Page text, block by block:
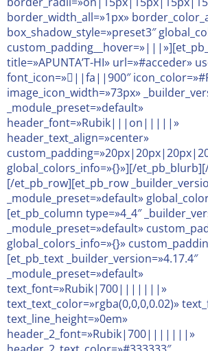
border_width_all=»1px»
box_shadow_style=»preset3″
title=»APUNTA’T-HI» url=»#acceder»
font_icon=»||fa||900″
image_icon_width=»73px»
_module_preset=»default»
header_font=»Rubik|||on|||||»
header_text_align=»center»
global_colors_info=»{}»][/
[/et_pb_row][et_pb_row
_module_preset=»default»
[et_pb_column type=»4_4″
_module_preset=»default»
global_colors_info=»{}»
[et_pb_text _builder_version=»4.17.4″
_module_preset=»default»
text_font=»Rubik|700|||||||»
text_text_color=»rgba(0,0,0,0.02)»
text_line_height=»0em»
header_2_font=»Rubik|700|||||||»